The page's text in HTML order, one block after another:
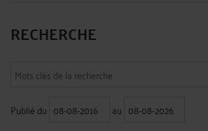
RECHERCHE
Publié du au